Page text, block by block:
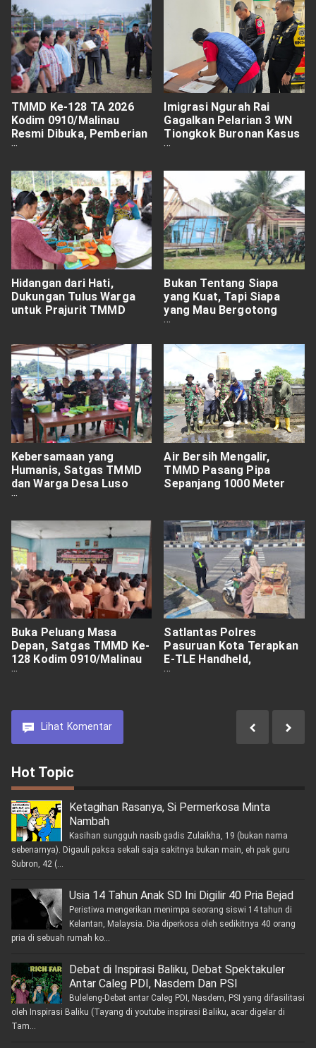
TMMD Ke-128 TA 2026
Kodim 0910/Malinau
Resmi Dibuka, Pemberian
Tali Asih Jadi Wujud
Imigrasi Ngurah Rai
Gagalkan Pelarian 3 WN
Tiongkok Buronan Kasus
Pencurian di Bogor
Hidangan dari Hati,
Dukungan Tulus Warga
untuk Prajurit TMMD
Bukan Tentang Siapa
yang Kuat, Tapi Siapa
yang Mau Bergotong
Royong
Kebersamaan yang
Humanis, Satgas TMMD
dan Warga Desa Luso
Menyatu dalam
Air Bersih Mengalir,
TMMD Pasang Pipa
Sepanjang 1000 Meter
Buka Peluang Masa
Depan, Satgas TMMD Ke-
128 Kodim 0910/Malinau
Sosialisasikan
Malinau
Satlantas Polres
Pasuruan Kota Terapkan
E-TLE Handheld,
Penindakan Lebih Modern
Lihat Komentar
Hot Topic
Ketagihan Rasanya, Si Permerkosa Minta
Nambah
Kasihan sungguh nasib gadis Zulaikha, 19 (bukan nama
sebenarnya). Digauli paksa sekali saja sakitnya bukan main, eh pak guru
Subron, 42 (...
Usia 14 Tahun Anak SD Ini Digilir 40 Pria Bejad
Peristiwa mengerikan menimpa seorang siswi 14 tahun di
Kelantan, Malaysia. Dia diperkosa oleh sedikitnya 40 orang
pria di sebuah rumah ko...
Debat di Inspirasi Baliku, Debat Spektakuler
Antar Caleg PDI, Nasdem Dan PSI
Buleleng-Debat antar Caleg PDI, Nasdem, PSI yang difasilitasi
oleh Inspirasi Baliku (Tayang di youtube inspirasi Baliku, acar digelar di
Tam...